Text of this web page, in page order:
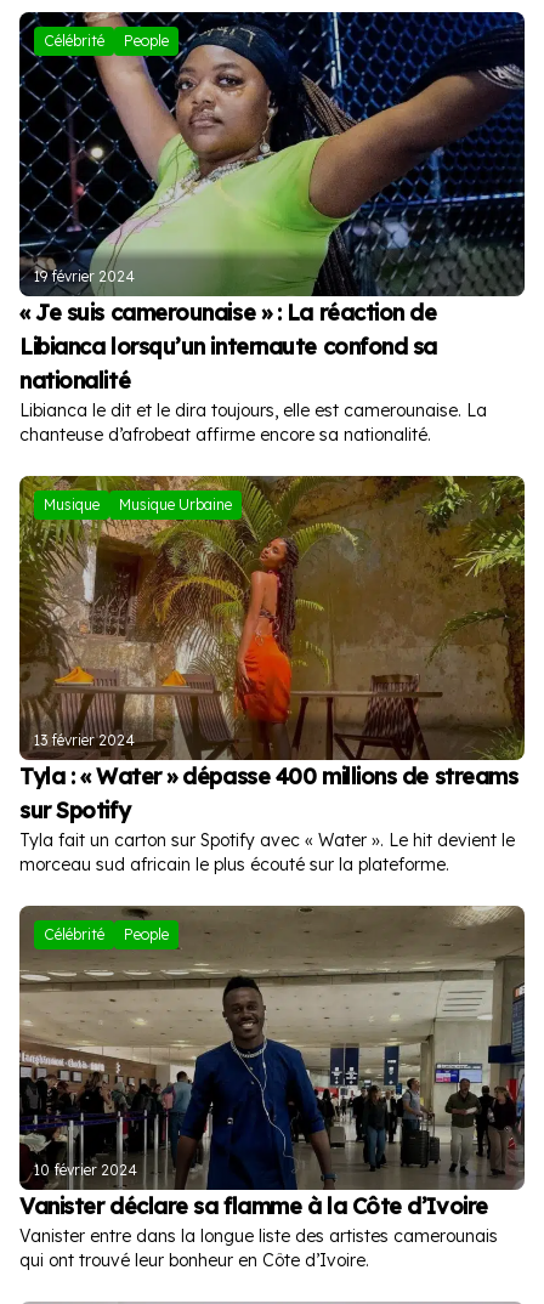
Célébrité People
19 février 2024
« Je suis camerounaise » : La réaction de
Libianca lorsqu’un internaute confond sa
nationalité
Libianca le dit et le dira toujours, elle est camerounaise. La
chanteuse d’afrobeat affirme encore sa nationalité.
Musique Musique Urbaine
13 février 2024
Tyla : « Water » dépasse 400 millions de streams
sur Spotify
Tyla fait un carton sur Spotify avec « Water ». Le hit devient le
morceau sud africain le plus écouté sur la plateforme.
Célébrité People
10 février 2024
Vanister déclare sa flamme à la Côte d’Ivoire
Vanister entre dans la longue liste des artistes camerounais
qui ont trouvé leur bonheur en Côte d’Ivoire.